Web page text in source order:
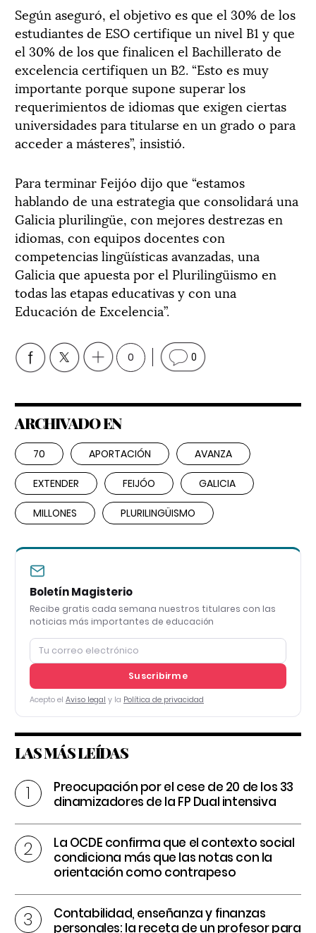
Según aseguró, el objetivo es que el 30% de los
estudiantes de ESO certifique un nivel B1 y que
el 30% de los que finalicen el Bachillerato de
excelencia certifiquen un B2. “Esto es muy
importante porque supone superar los
requerimientos de idiomas que exigen ciertas
universidades para titularse en un grado o para
acceder a másteres”, insistió.
Para terminar Feijóo dijo que “estamos
hablando de una estrategia que consolidará una
Galicia plurilingüe, con mejores destrezas en
idiomas, con equipos docentes con
competencias lingüísticas avanzadas, una
Galicia que apuesta por el Plurilingüismo en
todas las etapas educativas y con una
Educación de Excelencia”.
0 0
ARCHIVADO EN
70 APORTACIÓN AVANZA
EXTENDER FEIJÓO GALICIA
MILLONES PLURILINGÜISMO
Boletín Magisterio
Recibe gratis cada semana nuestros titulares con las
noticias más importantes de educación
Suscribirme
Acepto el Aviso legal y la Política de privacidad
LAS MÁS LEÍDAS
Preocupación por el cese de 20 de los 33
dinamizadores de la FP Dual intensiva
La OCDE confirma que el contexto social
condiciona más que las notas con la
orientación como contrapeso
Contabilidad, enseñanza y finanzas
personales: la receta de un profesor para